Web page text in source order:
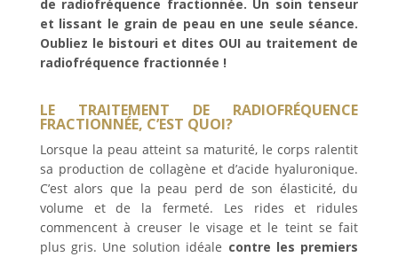
de radiofréquence fractionnée. Un soin tenseur
et lissant le grain de peau en une seule séance.
Oubliez le bistouri et dites OUI au traitement de
radiofréquence fractionnée !
LE TRAITEMENT DE RADIOFRÉQUENCE
FRACTIONNÉE, C’EST QUOI?
Lorsque la peau atteint sa maturité, le corps ralentit
sa production de collagène et d’acide hyaluronique.
C’est alors que la peau perd de son élasticité, du
volume et de la fermeté. Les rides et ridules
commencent à creuser le visage et le teint se fait
plus gris. Une solution idéale contre les premiers